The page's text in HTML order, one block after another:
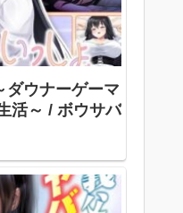
ダウナーゲーマ
活～ / ボウサバ